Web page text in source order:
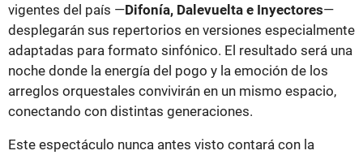
vigentes del país —Difonía, Dalevuelta e Inyectores—
desplegarán sus repertorios en versiones especialmente
adaptadas para formato sinfónico. El resultado será una
noche donde la energía del pogo y la emoción de los
arreglos orquestales convivirán en un mismo espacio,
conectando con distintas generaciones.
Este espectáculo nunca antes visto contará con la